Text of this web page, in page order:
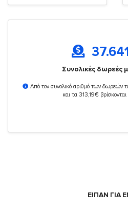
Συνολικές δωρεές
Από τον συνολικό αριθμό των δωρεών
και τα 313,19€
ΕΙΠΑΝ ΓΙΑ